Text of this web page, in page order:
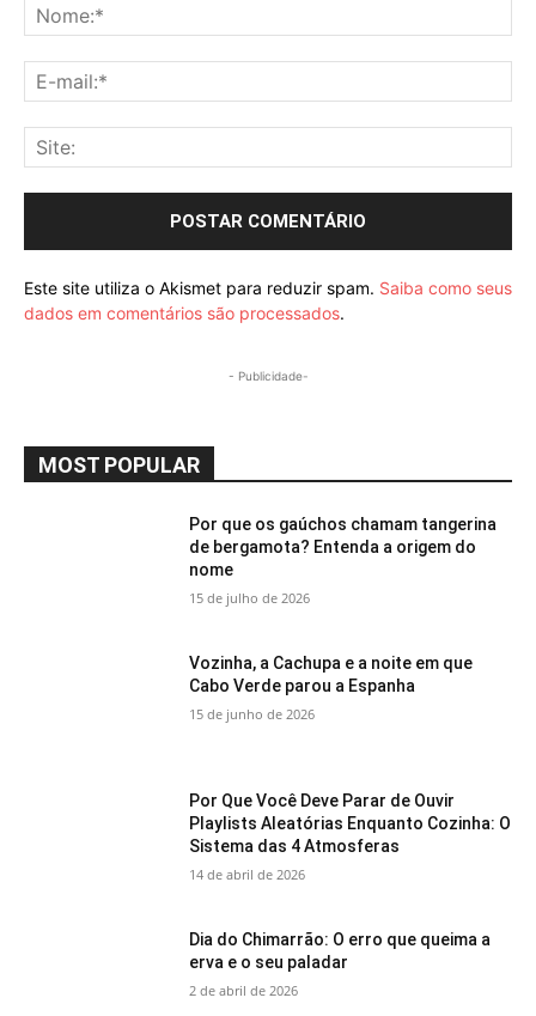
Este site utiliza o Akismet para reduzir spam. Saiba como seus
dados em comentários são processados.
- Publicidade-
MOST POPULAR
Por que os gaúchos chamam tangerina
de bergamota? Entenda a origem do
nome
15 de julho de 2026
Vozinha, a Cachupa e a noite em que
Cabo Verde parou a Espanha
15 de junho de 2026
Por Que Você Deve Parar de Ouvir
Playlists Aleatórias Enquanto Cozinha: O
Sistema das 4 Atmosferas
14 de abril de 2026
Dia do Chimarrão: O erro que queima a
erva e o seu paladar
2 de abril de 2026